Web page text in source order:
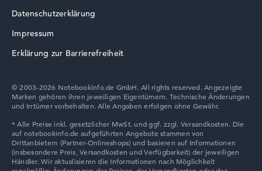
Lenovo V
Datenschutzerklärung
Impressum
Erklärung zur Barrierefreiheit
© 2003-2026 Notebookinfo.de GmbH. All rights reserved. Angezeigte
Marken gehören ihren jeweiligen Eigentümern. Technische Änderungen
und Irrtümer vorbehalten. Alle Angaben erfolgen ohne Gewähr.